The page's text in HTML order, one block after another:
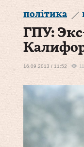
політика
ГПУ:
16.09.2013 / 11:52